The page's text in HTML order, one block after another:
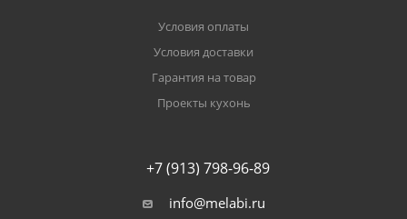
Условия оплаты
Условия доставки
Гарантия на товар
Проекты кухонь
+7 (913) 798-96-89
info@melabi.ru